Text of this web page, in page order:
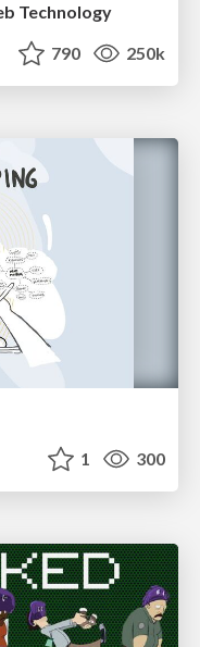
Technology
790 250k
1 300